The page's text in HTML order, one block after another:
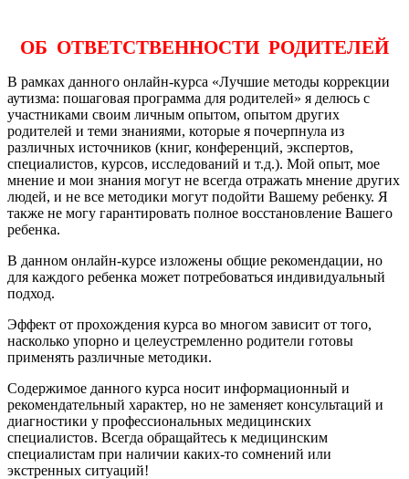
ОБ ОТВЕТСТВЕННОСТИ РОДИТЕЛЕЙ
В рамках данного онлайн-курса «Лучшие методы коррекции
аутизма: пошаговая программа для родителей» я делюсь с
участниками своим личным опытом, опытом других
родителей и теми знаниями, которые я почерпнула из
различных источников (книг, конференций, экспертов,
специалистов, курсов, исследований и т.д.). Мой опыт, мое
мнение и мои знания могут не всегда отражать мнение других
людей, и не все методики могут подойти Вашему ребенку. Я
также не могу гарантировать полное восстановление Вашего
ребенка.
В данном онлайн-курсе изложены общие рекомендации, но
для каждого ребенка может потребоваться индивидуальный
подход.
Эффект от прохождения курса во многом зависит от того,
насколько упорно и целеустремленно родители готовы
применять различные методики.
Содержимое данного курса носит информационный и
рекомендательный характер, но не заменяет консультаций и
диагностики у профессиональных медицинских
специалистов. Всегда обращайтесь к медицинским
специалистам при наличии каких-то сомнений или
экстренных ситуаций!